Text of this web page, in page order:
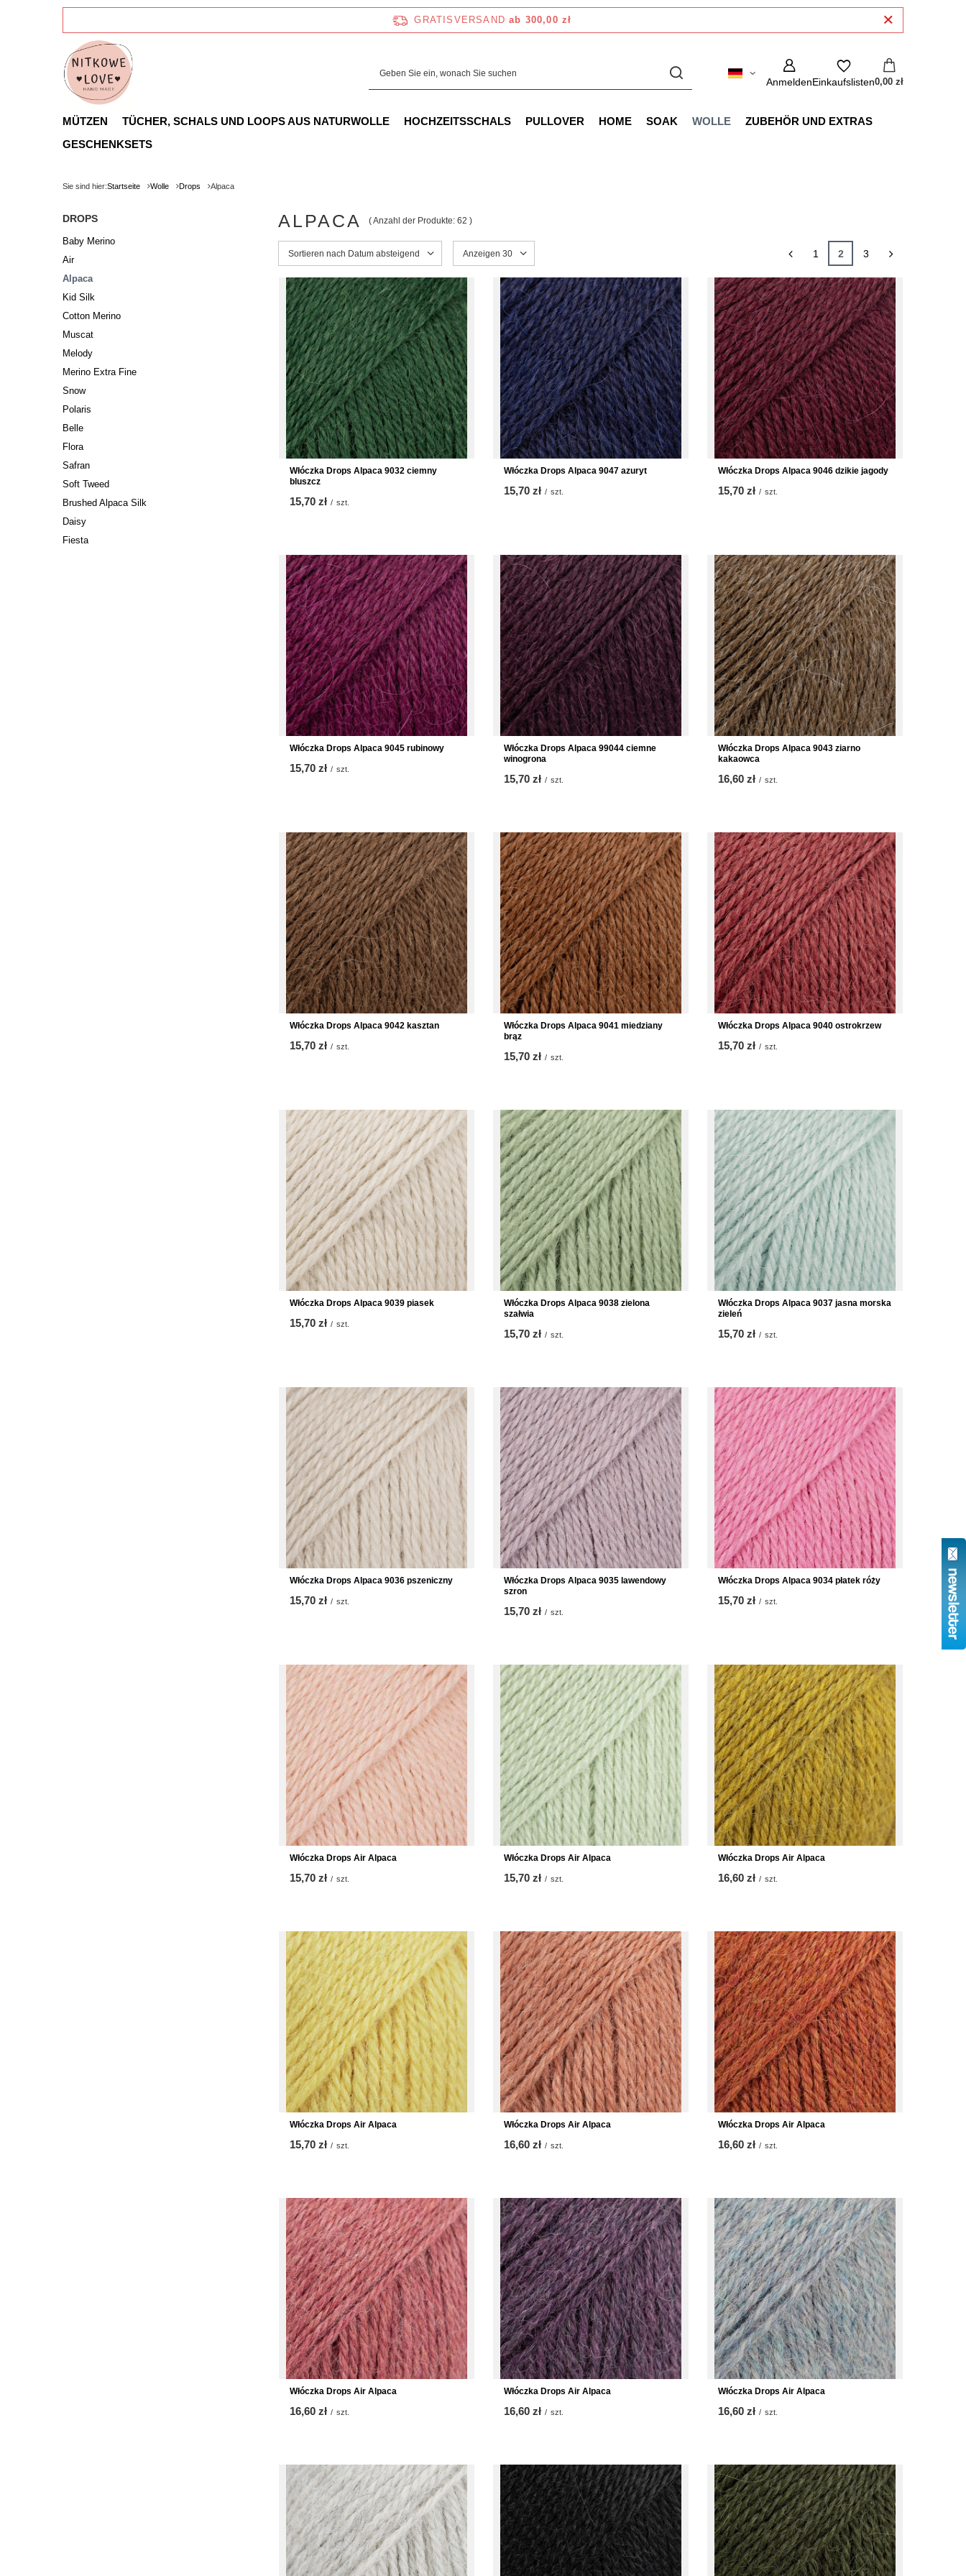
GRATISVERSAND ab 300,00 zł
AnmeldenEinkaufslisten0,00 zł
MÜTZEN TÜCHER, SCHALS UND LOOPS AUS NATURWOLLE HOCHZEITSSCHALS PULLOVER HOME SOAK WOLLE
ZUBEHÖR UND EXTRAS
GESCHENKSETS
Sie sind hier:Startseite Wolle Drops Alpaca
DROPS
Baby Merino
Air
Alpaca
Kid Silk
Cotton Merino
Muscat
Melody
Merino Extra Fine
Snow
Polaris
Belle
Flora
Safran
Soft Tweed
Brushed Alpaca Silk
Daisy
Fiesta
ALPACA ( Anzahl der Produkte: 62 )
Sortierung ändern
Sortieren nach Datum absteigend Anzahl der angezeigten Produkte ändern
Anzeigen 30 1 2 3
Włóczka Drops Alpaca 9032 ciemny
bluszcz
15,70 zł / szt.
Włóczka Drops Alpaca 9047 azuryt
15,70 zł / szt.
Włóczka Drops Alpaca 9046 dzikie jagody
15,70 zł / szt.
Włóczka Drops Alpaca 9045 rubinowy
15,70 zł / szt.
Włóczka Drops Alpaca 99044 ciemne
winogrona
15,70 zł / szt.
Włóczka Drops Alpaca 9043 ziarno
kakaowca
16,60 zł / szt.
Włóczka Drops Alpaca 9042 kasztan
15,70 zł / szt.
Włóczka Drops Alpaca 9041 miedziany
brąz
15,70 zł / szt.
Włóczka Drops Alpaca 9040 ostrokrzew
15,70 zł / szt.
Włóczka Drops Alpaca 9039 piasek
15,70 zł / szt.
Włóczka Drops Alpaca 9038 zielona
szałwia
15,70 zł / szt.
Włóczka Drops Alpaca 9037 jasna morska
zieleń
15,70 zł / szt.
Włóczka Drops Alpaca 9036 pszeniczny
15,70 zł / szt.
Włóczka Drops Alpaca 9035 lawendowy
szron
15,70 zł / szt.
Włóczka Drops Alpaca 9034 płatek róży
15,70 zł / szt.
Włóczka Drops Air Alpaca
15,70 zł / szt.
Włóczka Drops Air Alpaca
15,70 zł / szt.
Włóczka Drops Air Alpaca
16,60 zł / szt.
Włóczka Drops Air Alpaca
15,70 zł / szt.
Włóczka Drops Air Alpaca
16,60 zł / szt.
Włóczka Drops Air Alpaca
16,60 zł / szt.
Włóczka Drops Air Alpaca
16,60 zł / szt.
Włóczka Drops Air Alpaca
16,60 zł / szt.
Włóczka Drops Air Alpaca
16,60 zł / szt.